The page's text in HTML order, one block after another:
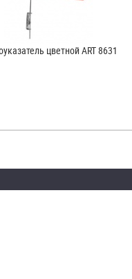
цветной ART 8631
Крышка защитная для